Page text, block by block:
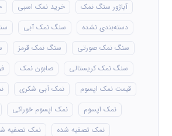
آباژور سنگ نمک خرید نمک اسبی
دسته‌بندی نشده
سنگ نمک آبی
سنگ نمک صورتی
سنگ نمک قرمز
سنگ نمک کریستالی
صابون نمک
قیمت نمک اپسوم
نمک آبی شکری
نمک اپسوم
نمک اپسوم خوراکی
نمک تصفیه شده
نمک تصفیه